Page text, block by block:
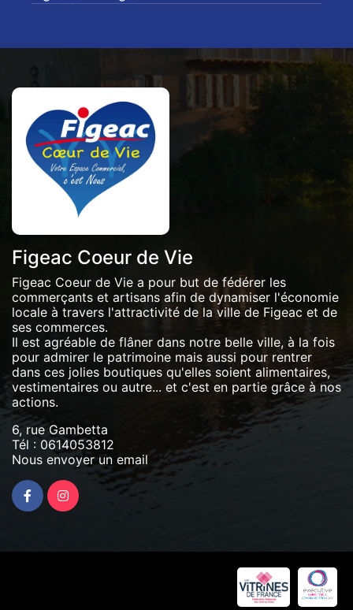
Figeac Coeur de Vie
Figeac Coeur de Vie a pour but de fédérer les
commerçants et artisans afin de dynamiser l'économie
locale à travers l'attractivité de la ville de Figeac et de
ses commerces.
Il est agréable de flâner dans notre belle ville, à la fois
pour admirer le patrimoine mais aussi pour rentrer
dans ces jolies boutiques qu'elles soient alimentaires,
vestimentaires ou autre... et c'est en partie grâce à nos
actions.
6, rue Gambetta
Tél : 0614053812
Nous envoyer un email